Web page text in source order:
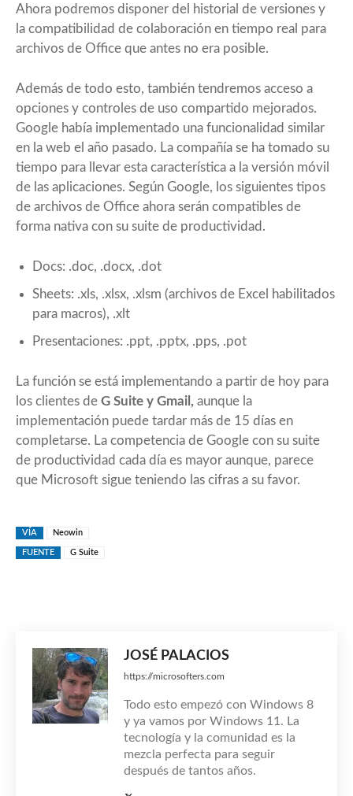
Ahora podremos disponer del historial de versiones y
la compatibilidad de colaboración en tiempo real para
archivos de Office que antes no era posible.
Además de todo esto, también tendremos acceso a
opciones y controles de uso compartido mejorados.
Google había implementado una funcionalidad similar
en la web el año pasado. La compañía se ha tomado su
tiempo para llevar esta característica a la versión móvil
de las aplicaciones. Según Google, los siguientes tipos
de archivos de Office ahora serán compatibles de
forma nativa con su suite de productividad.
Docs: .doc, .docx, .dot
Sheets: .xls, .xlsx, .xlsm (archivos de Excel habilitados
para macros), .xlt
Presentaciones: .ppt, .pptx, .pps, .pot
La función se está implementando a partir de hoy para
los clientes de G Suite y Gmail, aunque la
implementación puede tardar más de 15 días en
completarse. La competencia de Google con su suite
de productividad cada día es mayor aunque, parece
que Microsoft sigue teniendo las cifras a su favor.
VÍA Neowin
FUENTE G Suite
JOSÉ PALACIOS
https://microsofters.com
Todo esto empezó con Windows 8
y ya vamos por Windows 11. La
tecnología y la comunidad es la
mezcla perfecta para seguir
después de tantos años.